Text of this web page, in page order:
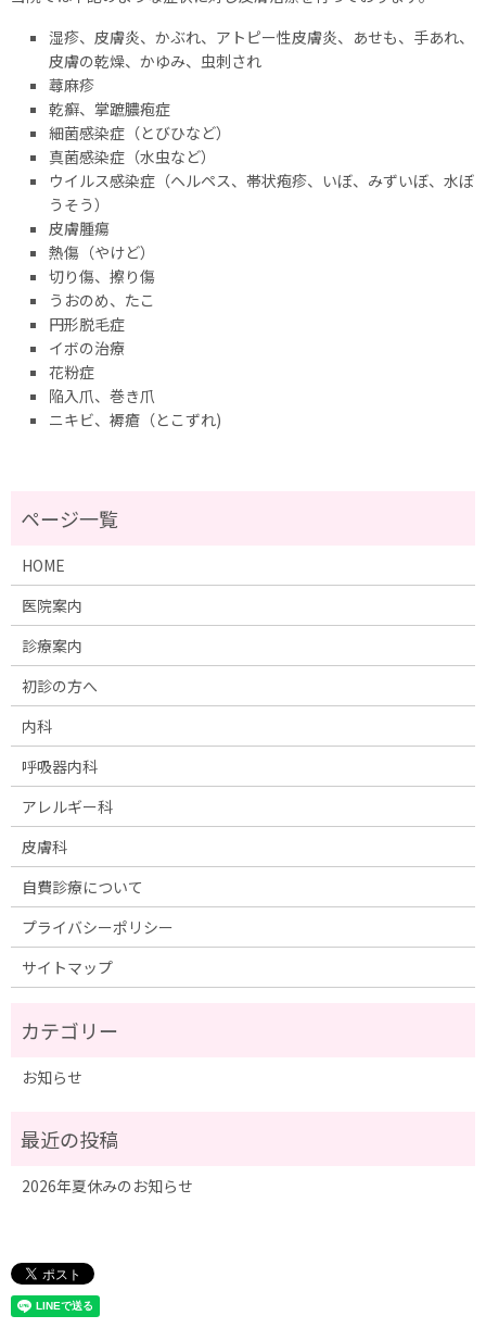
湿疹、皮膚炎、かぶれ、アトピー性皮膚炎、あせも、手あれ、
皮膚の乾燥、かゆみ、虫刺され
蕁麻疹
乾癬、掌蹠膿疱症
細菌感染症（とびひなど）
真菌感染症（水虫など）
ウイルス感染症（ヘルペス、帯状疱疹、いぼ、みずいぼ、水ぼ
うそう）
皮膚腫瘍
熱傷（やけど）
切り傷、擦り傷
うおのめ、たこ
円形脱毛症
イボの治療
花粉症
陥入爪、巻き爪
ニキビ、褥瘡（とこずれ)
HOME
医院案内
診療案内
初診の方へ
内科
呼吸器内科
アレルギー科
皮膚科
自費診療について
プライバシーポリシー
サイトマップ
お知らせ
2026年夏休みのお知らせ